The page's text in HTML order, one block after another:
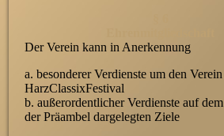
Der Verein kann in Anerkennung
a. besonderer Verdienste um den
HarzClassixFestival
b. außerordentlicher Verdienste auf
der Präambel dargelegten Ziele